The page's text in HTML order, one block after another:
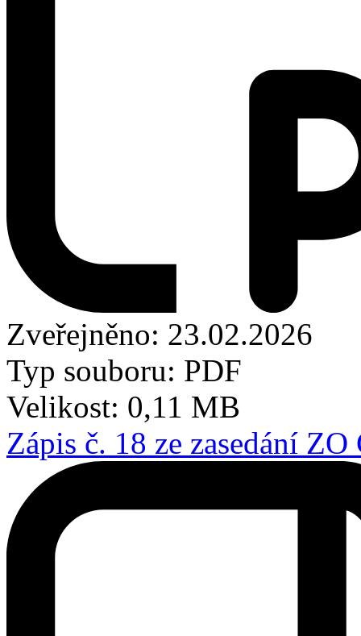
Zveřejněno: 23.02.2026
Typ souboru: PDF
Velikost: 0,11 MB
Zápis č. 18 ze zasedání